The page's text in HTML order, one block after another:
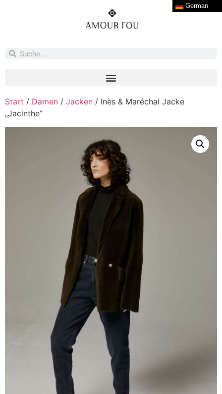
Start / Damen / Jacken / Inès & Maréchal Jacke
„Jacinthe“
German